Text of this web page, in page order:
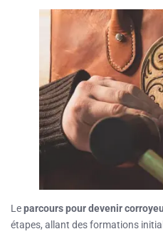
Leparcours pour devenir
étapes, allant des formations